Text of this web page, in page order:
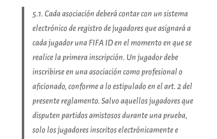
5.1. Cada asociación deberá contar con un sistema
electrónico de registro de jugadores que asignará a
cada jugador una FIFA ID en el momento en que se
realice la primera inscripción. Un jugador debe
inscribirse en una asociación como profesional o
aficionado, conforme a lo estipulado en el art. 2 del
presente reglamento. Salvo aquellos jugadores que
disputen partidos amistosos durante una prueba,
solo los jugadores inscritos electrónicamente e